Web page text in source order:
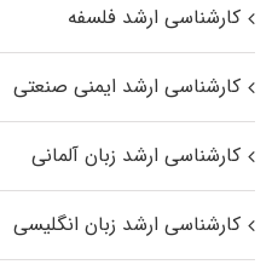
کارشناسی ارشد فلسفه
کارشناسی ارشد ایمنی صنعتی
کارشناسی ارشد زبان آلمانی
کارشناسی ارشد زبان انگلیسی